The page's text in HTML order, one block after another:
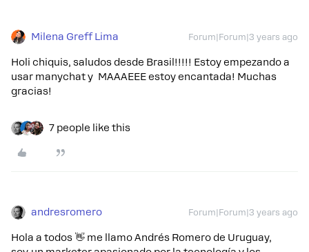
Milena Greff Lima Forum|Forum|3 years ago
Holi chiquis, saludos desde Brasil!!!!! Estoy empezando a
usar manychat y MAAAEEE estoy encantada! Muchas
gracias!
7 people like this
andresromero Forum|Forum|3 years ago
Hola a todos 👋 me llamo Andrés Romero de Uruguay,